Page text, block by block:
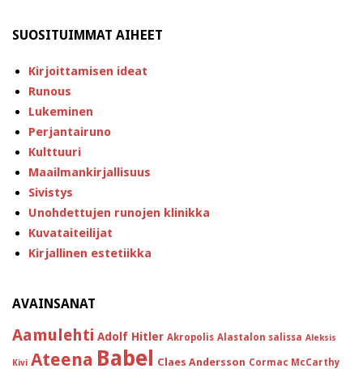
SUOSITUIMMAT AIHEET
Kirjoittamisen ideat
Runous
Lukeminen
Perjantairuno
Kulttuuri
Maailmankirjallisuus
Sivistys
Unohdettujen runojen klinikka
Kuvataiteilijat
Kirjallinen estetiikka
AVAINSANAT
Aamulehti Adolf Hitler Akropolis Alastalon salissa Aleksis
Kivi Ateena Babel Claes Andersson Cormac McCarthy